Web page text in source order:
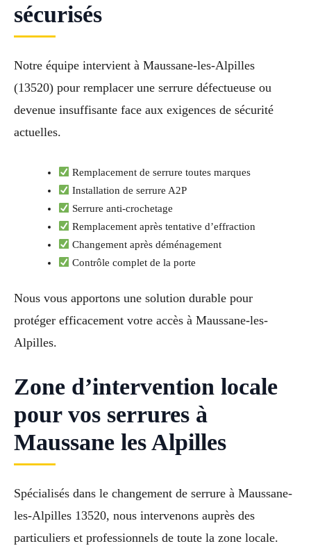
sécurisés
Notre équipe intervient à Maussane-les-Alpilles
(13520) pour remplacer une serrure défectueuse ou
devenue insuffisante face aux exigences de sécurité
actuelles.
Remplacement de serrure toutes marques
Installation de serrure A2P
Serrure anti-crochetage
Remplacement après tentative d’effraction
Changement après déménagement
Contrôle complet de la porte
Nous vous apportons une solution durable pour
protéger efficacement votre accès à Maussane-les-
Alpilles.
Zone d’intervention locale
pour vos serrures à
Maussane les Alpilles
Spécialisés dans le changement de serrure à Maussane-
les-Alpilles 13520, nous intervenons auprès des
particuliers et professionnels de toute la zone locale.